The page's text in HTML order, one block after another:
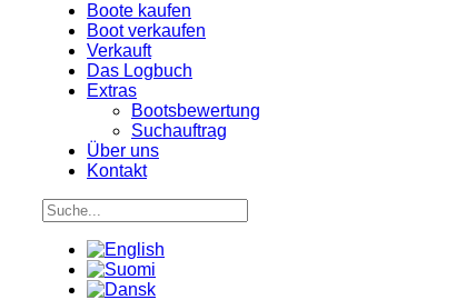
Boote kaufen
Boot verkaufen
Verkauft
Das Logbuch
Extras
Bootsbewertung
Suchauftrag
Über uns
Kontakt